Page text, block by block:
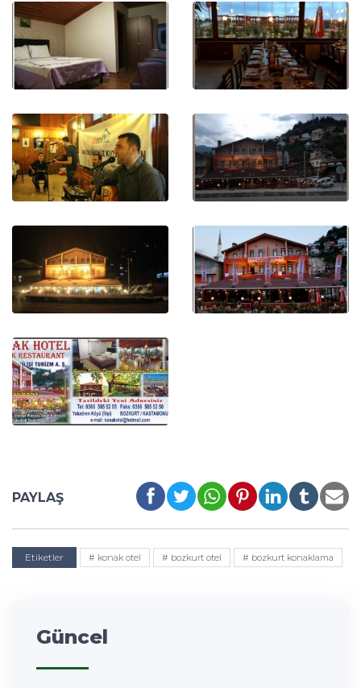
PAYLAŞ
Etiketler # konak otel # bozkurt otel # bozkurt konaklama
Güncel